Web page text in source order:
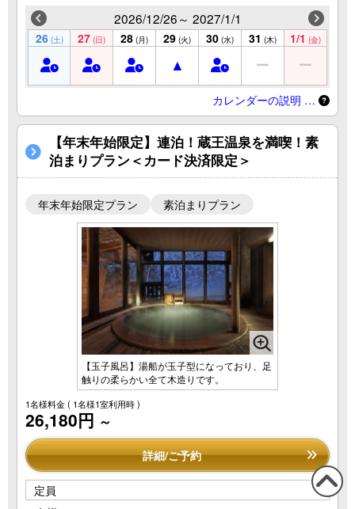
2026/12/26～ 2027/1/1
26 (土) 27 (日) 28 (月) 29 (火) 30 (水) 31 (木) 1/1 (金)
カレンダーの説明 …
【年末年始限定】連泊！蔵王温泉を満喫！素
泊まりプラン＜カード決済限定＞
年末年始限定プラン 素泊まりプラン
【玉子風呂】湯船が玉子型になっており、足
触りの柔らかい全て木造りです。
1名様料金( 1名様1室利用時 )
26,180円 ～
詳細/ご予約
定員
この